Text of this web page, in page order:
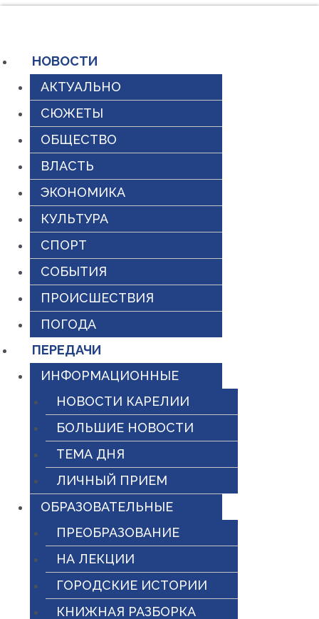
содержимому
НОВОСТИ
АКТУАЛЬНО
СЮЖЕТЫ
ОБЩЕСТВО
ВЛАСТЬ
ЭКОНОМИКА
КУЛЬТУРА
СПОРТ
СОБЫТИЯ
ПРОИСШЕСТВИЯ
ПОГОДА
ПЕРЕДАЧИ
ИНФОРМАЦИОННЫЕ
НОВОСТИ КАРЕЛИИ
БОЛЬШИЕ НОВОСТИ
ТЕМА ДНЯ
ЛИЧНЫЙ ПРИЕМ
ОБРАЗОВАТЕЛЬНЫЕ
ПРЕОБРАЗОВАНИЕ
НА ЛЕКЦИИ
ГОРОДСКИЕ ИСТОРИИ
КНИЖНАЯ РАЗБОРКА